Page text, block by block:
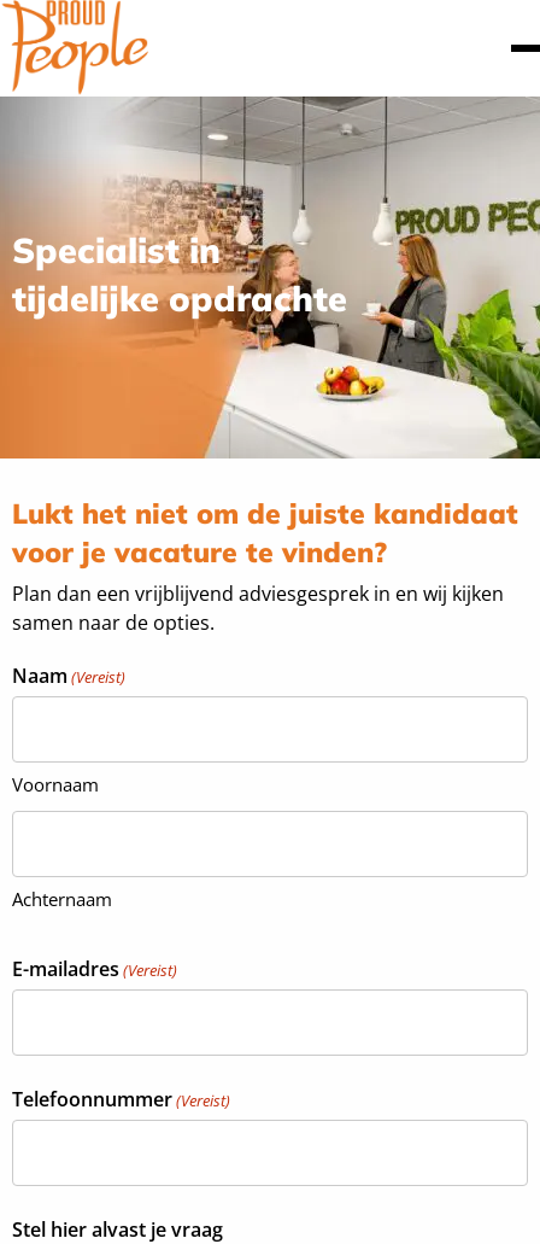
Specialist in
vast|
Lukt het niet om de juiste kandidaat
voor je vacature te vinden?
Plan dan een vrijblijvend adviesgesprek in en wij kijken
samen naar de opties.
Naam (Vereist)
Voornaam
Achternaam
E-mailadres (Vereist)
Telefoonnummer(Vereist)
Stel hier alvast je vraag